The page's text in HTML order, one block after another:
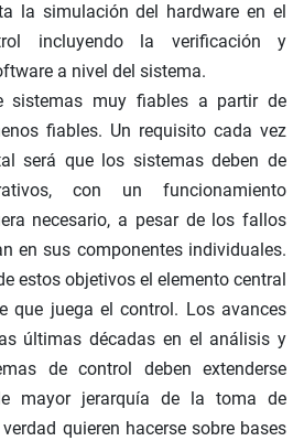
la simulación del hardware en el
incluyendo la verificación y
a nivel del sistema.
sistemas muy fiables a partir de
fiables. Un requisito cada vez
será que los sistemas deben de
con un funcionamiento
necesario, a pesar de los fallos
en sus componentes individuales.
estos objetivos el elemento central
que juega el control. Los avances
últimas décadas en el análisis y
de control deben extenderse
mayor jerarquía de la toma de
quieren hacerse sobre bases